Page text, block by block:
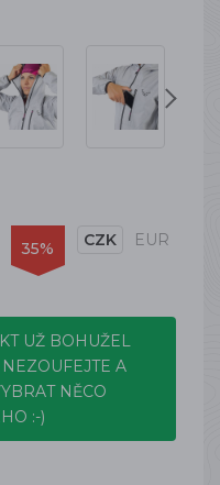
35% CZK EUR
UŽ BOHUŽEL
A
NĚCO
:-)